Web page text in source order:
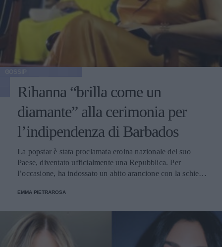
Rihanna “brilla come un
diamante” alla cerimonia per
l’indipendenza di Barbados
La popstar è stata proclamata eroina nazionale del suo
Paese, diventato ufficialmente una Repubblica. Per
l’occasione, ha indossato un abito arancione con la schiena
EMMA PIETRAROSA